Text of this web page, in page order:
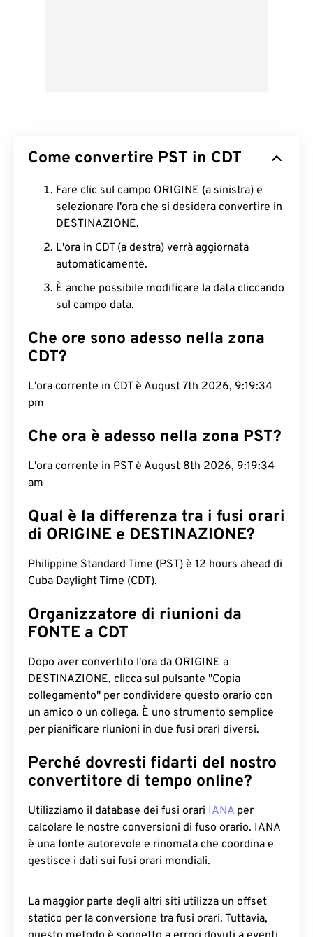
Come convertire PST in CDT
Fare clic sul campo ORIGINE (a sinistra) e
selezionare l'ora che si desidera convertire in
DESTINAZIONE.
L'ora in CDT (a destra) verrà aggiornata
automaticamente.
È anche possibile modificare la data cliccando
sul campo data.
Che ore sono adesso nella zona
CDT?
L'ora corrente in CDT è August 7th 2026, 9:19:35
pm
Che ora è adesso nella zona PST?
L'ora corrente in PST è August 8th 2026, 9:19:35
am
Qual è la differenza tra i fusi orari
di ORIGINE e DESTINAZIONE?
Philippine Standard Time (PST) è 12 hours ahead di
Cuba Daylight Time (CDT).
Organizzatore di riunioni da
FONTE a CDT
Dopo aver convertito l'ora da ORIGINE a
DESTINAZIONE, clicca sul pulsante "Copia
collegamento" per condividere questo orario con
un amico o un collega. È uno strumento semplice
per pianificare riunioni in due fusi orari diversi.
Perché dovresti fidarti del nostro
convertitore di tempo online?
Utilizziamo il database dei fusi orari IANA per
calcolare le nostre conversioni di fuso orario. IANA
è una fonte autorevole e rinomata che coordina e
gestisce i dati sui fusi orari mondiali.
La maggior parte degli altri siti utilizza un offset
statico per la conversione tra fusi orari. Tuttavia,